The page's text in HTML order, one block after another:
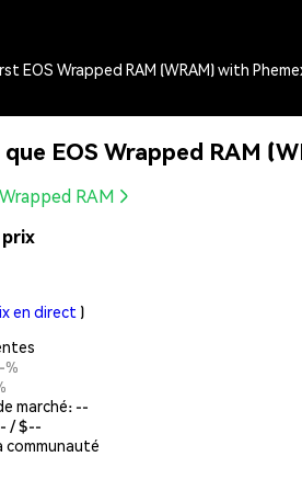
EOS Wrapped RAM (WRAM) with
EOS Wrapped RAM
RAM
en direct )
%
marché: --
/ $--
communauté